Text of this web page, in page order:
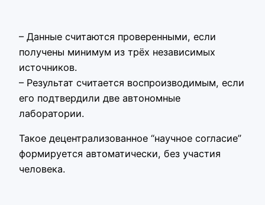
– Данные считаются проверенными, если
получены минимум из трёх независимых
источников.
– Результат считается воспроизводимым, если
его подтвердили две автономные
лаборатории.
Такое децентрализованное “научное согласие”
формируется автоматически, без участия
человека.